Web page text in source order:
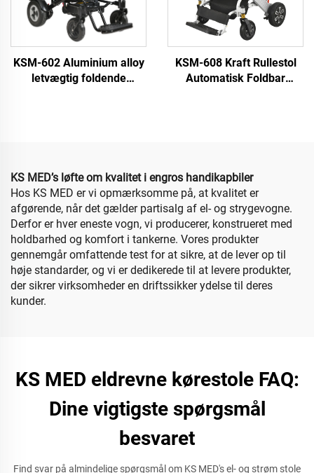
KSM-602 Aluminium alloy
letvægtig foldende
KSM-608 Kraft Rullestol
Automatisk Foldbar
KS MED’s løfte om kvalitet i engros handikapbiler
Hos KS MED er vi opmærksomme på, at kvalitet er
afgørende, når det gælder partisalg af el- og strygevogne.
Derfor er hver eneste vogn, vi producerer, konstrueret med
holdbarhed og komfort i tankerne. Vores produkter
gennemgår omfattende test for at sikre, at de lever op til
høje standarder, og vi er dedikerede til at levere produkter,
der sikrer virksomheder en driftssikker ydelse til deres
kunder.
KS MED eldrevne kørestole FAQ:
Dine vigtigste spørgsmål
besvaret
Find svar på almindelige spørgsmål om KS MED's el- og strøm stole